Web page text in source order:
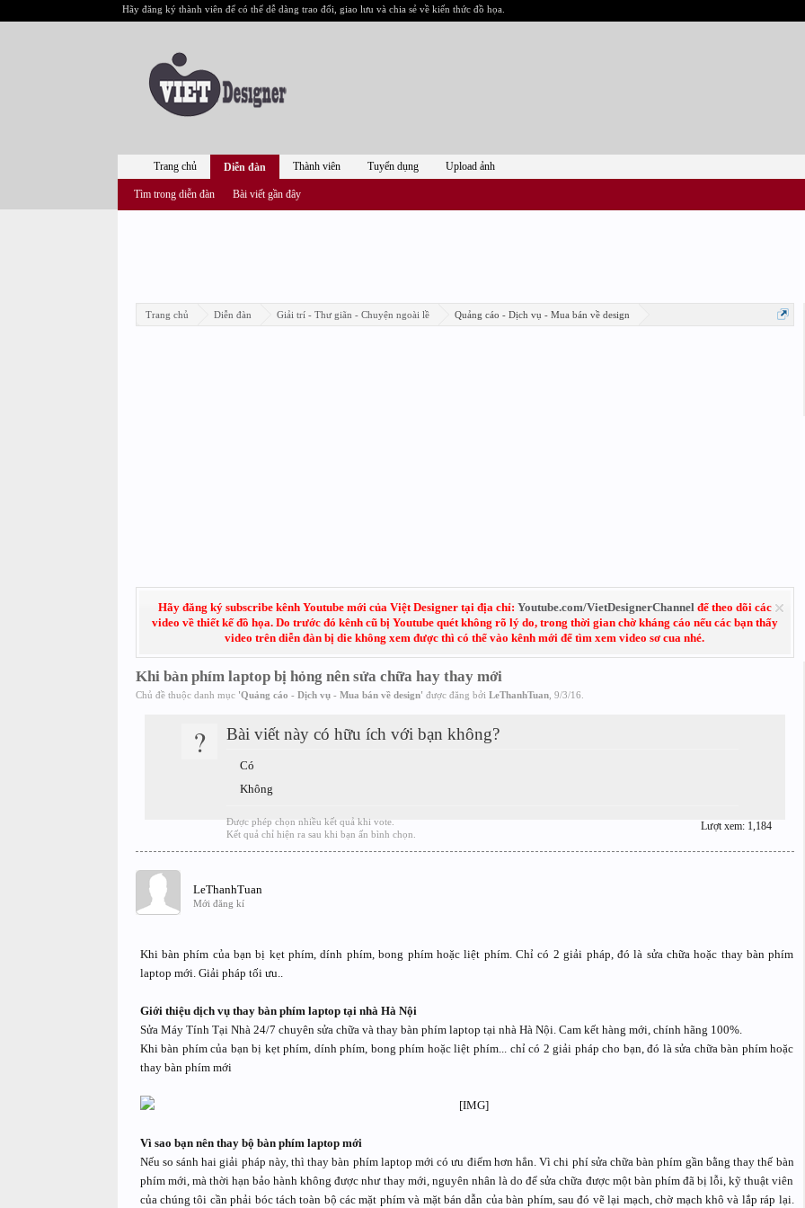
Hãy đăng ký thành viên để có thể dễ dàng trao đổi, giao lưu và chia sẻ về kiến thức đồ họa.
Trang chủ Diễn đàn Giải trí - Thư giãn - Chuyện ngoài lề Quảng cáo - Dịch vụ - Mua bán về design
Hãy đăng ký subscribe kênh Youtube mới của Việt Designer tại địa chỉ: Youtube.com/VietDesignerChannelđể theo dõi các
video về thiết kế đồ họa. Do trước đó kênh cũ bị Youtube quét không rõ lý do, trong thời gian chờ kháng cáo nếu các bạn thấy
video trên diễn đàn bị die không xem được thì có thể vào kênh mới để tìm xem video sơ cua nhé.
Khi bàn phím laptop bị hỏng nên sửa chữa hay thay mới
Chủ đề thuộc danh mục 'Quảng cáo - Dịch vụ - Mua bán về design' được đăng bởi LeThanhTuan, 9/3/16
? Bài viết này có hữu ích với bạn không?
Có
Không
Được phép chọn nhiều kết quả khi vote.
Kết quả chỉ hiện ra sau khi bạn ấn bình chọn.
Lượt xem: 1,184
LeThanhTuan
Mới đăng kí
Khi bàn phím của bạn bị kẹt phím, dính phím, bong phím hoặc liệt phím. Chỉ có 2 giải pháp, đó là sửa chữa hoặc thay bàn phím
laptop mới. Giải pháp tối ưu..
Giới thiệu dịch vụ thay bàn phím laptop tại nhà Hà Nội
Sửa Máy Tính Tại Nhà 24/7 chuyên sửa chữa và thay bàn phím laptop tại nhà Hà Nội. Cam kết hàng mới, chính hãng 100%.
Khi bàn phím của bạn bị kẹt phím, dính phím, bong phím hoặc liệt phím... chỉ có 2 giải pháp cho bạn, đó là sửa chữa bàn phím hoặc
thay bàn phím mới
Vì sao bạn nên thay bộ bàn phím laptop mới
Nếu so sánh hai giải pháp này, thì thay bàn phím laptop mới có ưu điểm hơn hẳn. Vì chi phí sửa chữa bàn phím gần bằng thay thế bàn
phím mới, mà thời hạn bảo hành không được như thay mới, nguyên nhân là do để sửa chữa được một bàn phím đã bị lỗi, kỹ thuật viên
của chúng tôi cần phải bóc tách toàn bộ các mặt phím và mặt bán dẫn của bàn phím, sau đó vẽ lại mạch, chờ mạch khô và lắp ráp lại.
Trang chủ Diễn đàn
Tìm trong diễn đàn Bài viết gần đây
Thành viên Tuyển dụng Upload ảnh